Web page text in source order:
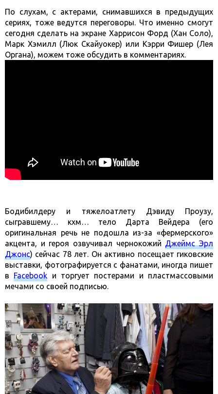
По слухам, с актерами, снимавшихся в предыдущих
сериях, тоже ведутся переговоры. Что именно смогут
сегодня сделать на экране Харрисон Форд (Хан Соло),
Марк Хэмилл (Люк Скайуокер) или Кэрри Фишер (Лея
Органа), можем тоже обсудить в комментариях.
Бодибилдеру и тяжелоатлету Дэвиду Проузу,
сыгравшему… кхм… тело Дарта Вейдера (его
оригинальная речь не подошла из-за «фермерского»
акцента, и героя озвучивал чернокожийДжеймс Эрл
Джонс) сейчас 78 лет. Он активно посещает гиковские
выставки, фотографируется с фанатами, иногда пишет
вFacebook и торгует постерами и пластмассовыми
мечами со своей подписью.